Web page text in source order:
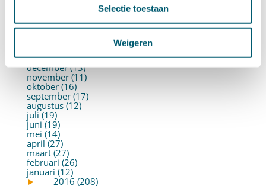
Selectie toestaan
Weigeren
april (22)
maart (10)
►
2017 (213)
december (13)
november (11)
oktober (16)
september (17)
augustus (12)
juli (19)
juni (19)
mei (14)
april (27)
maart (27)
februari (26)
januari (12)
►
2016 (208)